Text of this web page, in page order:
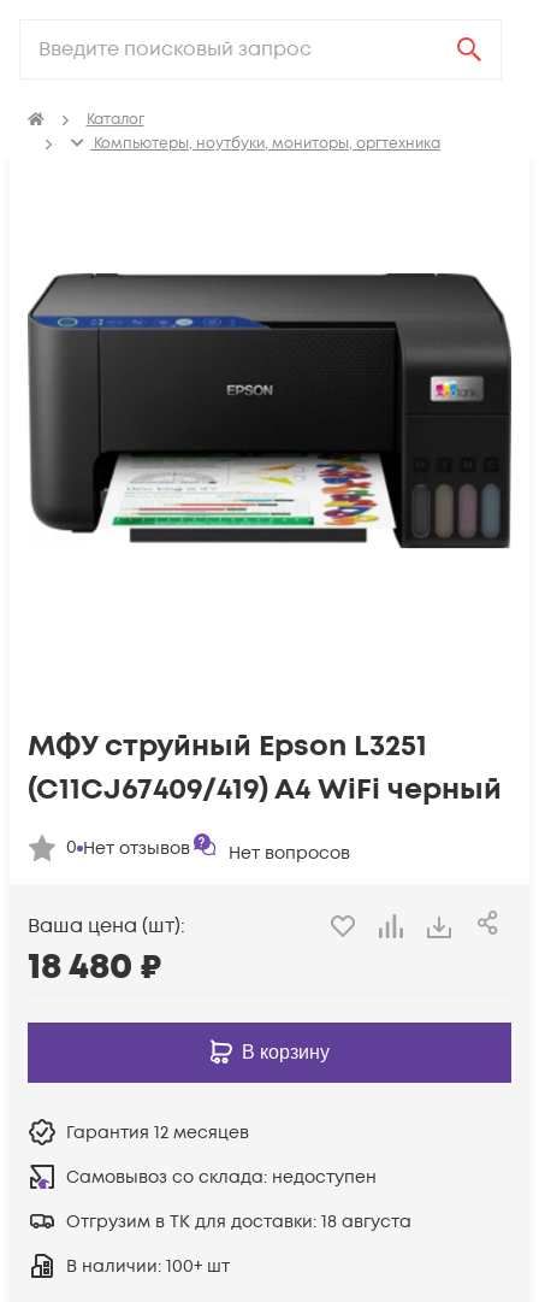
Каталог
Компьютеры, ноутбуки, мониторы, оргтехника
МФУ струйный Epson L3251
(C11CJ67409/419) A4 WiFi черный
0 Нет отзывов Нет вопросов
Ваша цена (шт):
18 480 ₽
В корзину
Гарантия 12 месяцев
Самовывоз со склада: недоступен
Отгрузим в ТК для доставки: 18 августа
В наличии: 100+ шт